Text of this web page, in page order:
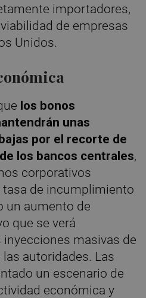
importadores,
de empresas
Unidos.
los bonos
unas
por el recorte de
los bancos centrales,
corporativos
de incumplimiento
un aumento de
que se verá
masivas de
autoridades. Las
un escenario de
económica y